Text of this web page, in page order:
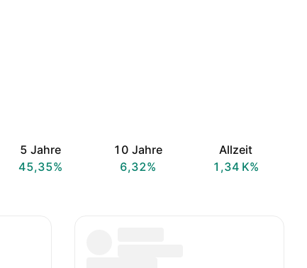
5 Jahre
45,35%
10 Jahre
6,32%
Allzeit
‪1,34 K‬%